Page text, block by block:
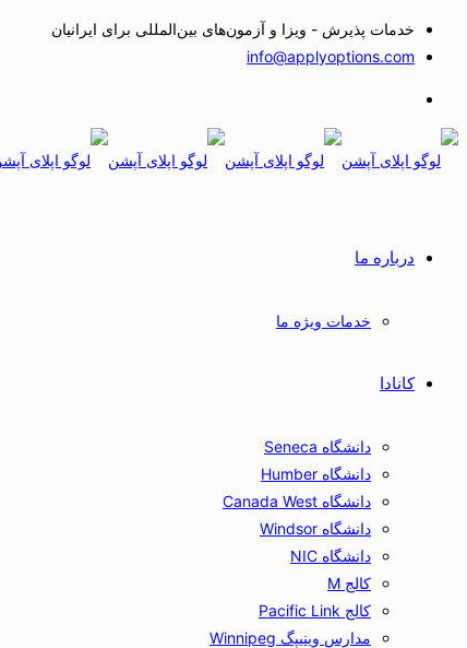
خدمات پذیرش - ویزا و آزمون‌های بین‌المللی برای ایرانیان
info@applyoptions.com
درباره ما
خدمات ویژه ما
کانادا
دانشگاه Seneca
دانشگاه Humber
دانشگاه Canada West
دانشگاه Windsor
دانشگاه NIC
کالج M
کالج Pacific Link
مدارس وینیپگ Winnipeg